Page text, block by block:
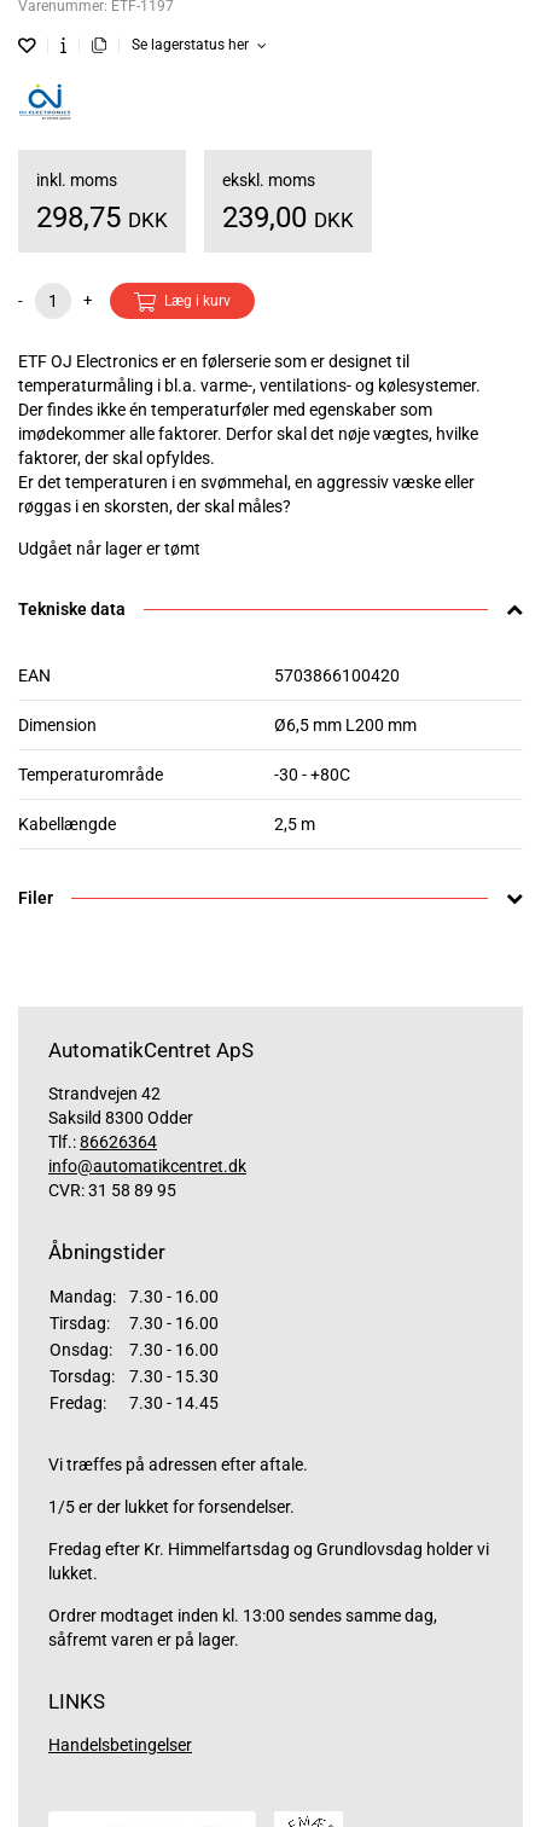
Varenummer: ETF-1197
Se lagerstatus her
inkl. moms
298,75 DKK
ekskl. moms
239,00 DKK
- + Læg i kurv
ETF OJ Electronics er en følerserie som er designet til
temperaturmåling i bl.a. varme-, ventilations- og kølesystemer.
Der findes ikke én temperaturføler med egenskaber som
imødekommer alle faktorer. Derfor skal det nøje vægtes, hvilke
faktorer, der skal opfyldes.
Er det temperaturen i en svømmehal, en aggressiv væske eller
røggas i en skorsten, der skal måles?
Udgået når lager er tømt
Tekniske data
EAN 5703866100420
Dimension Ø6,5 mm L200 mm
Temperaturområde -30 - +80C
Kabellængde 2,5 m
Filer
AutomatikCentret ApS
Strandvejen 42
Saksild 8300 Odder
Tlf.:86626364
info@automatikcentret.dk
CVR: 31 58 89 95
Åbningstider
Mandag:
7.30 - 16.00
Tirsdag:
7.30 - 16.00
Onsdag:
7.30 - 16.00
Torsdag:
7.30 - 15.30
Fredag:
7.30 - 14.45
Vi træffes på adressen efter aftale.
1/5 er der lukket for forsendelser.
Fredag efter Kr. Himmelfartsdag og Grundlovsdag holder vi
lukket.
Ordrer modtaget inden kl. 13:00 sendes samme dag,
såfremt varen er på lager.
LINKS
Handelsbetingelser